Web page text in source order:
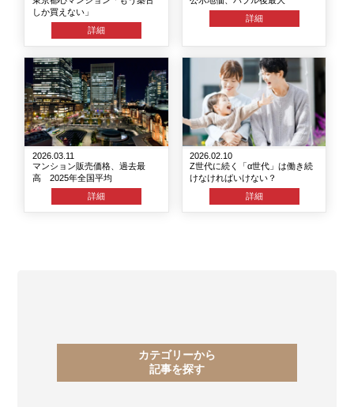
しか買えない」
詳細
詳細
2026.03.11
マンション販売価格、過去最
高 2025年全国平均
詳細
2026.02.10
Z世代に続く「α世代」は働き続
けなければいけない？
詳細
カテゴリーから
記事を探す